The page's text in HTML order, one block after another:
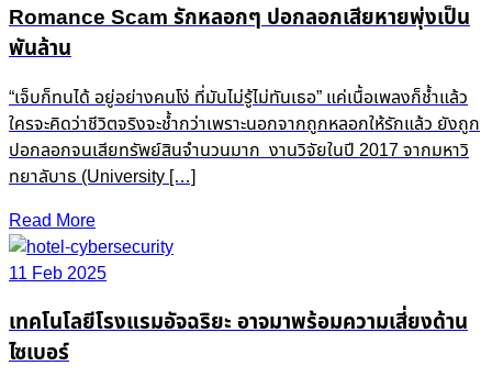
Romance Scam รักหลอกๆ ปอกลอกเสียหายพุ่งเป็น
พันล้าน
“เจ็บก็ทนได้ อยู่อย่างคนโง่ ที่มันไม่รู้ไม่ทันเธอ” แค่เนื้อเพลงก็ช้ำแล้ว
ใครจะคิดว่าชีวิตจริงจะช้ำกว่าเพราะนอกจากถูกหลอกให้รักแล้ว ยังถูก
ปอกลอกจนเสียทรัพย์สินจำนวนมาก งานวิจัยในปี 2017 จากมหาวิ
ทยาลับาธ (University […]
Read More
11 Feb 2025
เทคโนโลยีโรงแรมอัจฉริยะ อาจมาพร้อมความเสี่ยงด้าน
ไซเบอร์